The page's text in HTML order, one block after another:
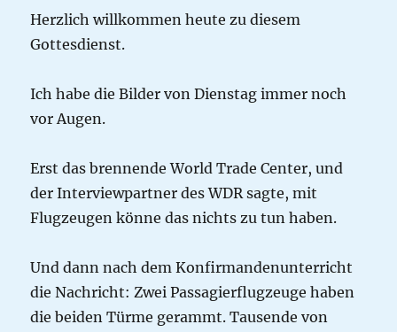
Herzlich willkommen heute zu diesem
Gottesdienst.
Ich habe die Bilder von Dienstag immer noch
vor Augen.
Erst das brennende World Trade Center, und
der Interviewpartner des WDR sagte, mit
Flugzeugen könne das nichts zu tun haben.
Und dann nach dem Konfirmandenunterricht
die Nachricht: Zwei Passagierflugzeuge haben
die beiden Türme gerammt. Tausende von